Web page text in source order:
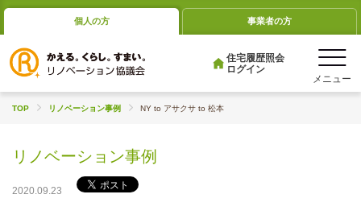
個人の方 事業者の方
住宅履歴照会
ログイン
TOP リノベーション事例 NY to アサクサ to 松本
リノベーション事例
2020.09.23